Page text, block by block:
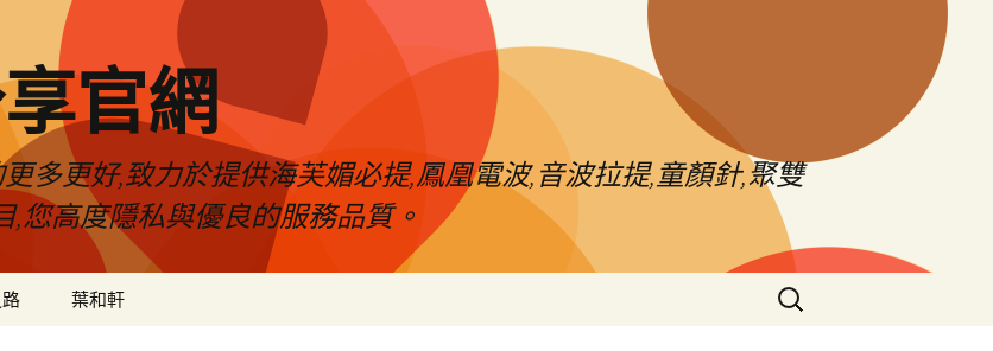
官網
多更好,致力於提供海芙媚必提,鳳凰電波,音波拉提,童顏針,聚雙
您高度隱私與優良的服務品質。
葉和軒
搜
尋